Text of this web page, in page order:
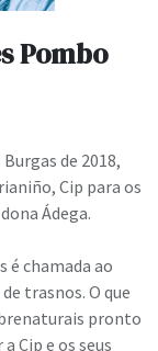
Pombo
de 2018,
Cip para os
Ádega.
é chamada ao
trasnos. O que
pronto
Cip e os seus